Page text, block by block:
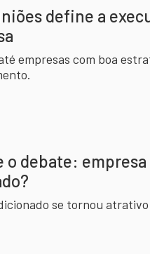
define a
empresas com boa
o debate:
se tornou